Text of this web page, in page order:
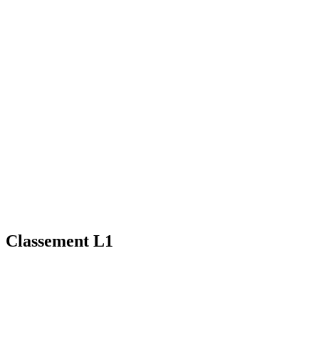
Classement L1